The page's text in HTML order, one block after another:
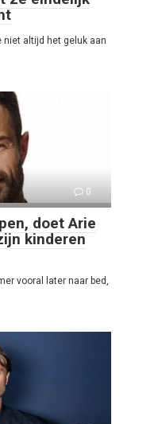
altijd het geluk aan
0
doet Arie
kinderen
vooral later naar bed,